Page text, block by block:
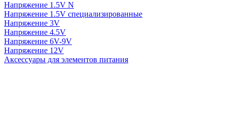
Напряжение 1.5V N
Напряжение 1.5V специализированные
Напряжение 3V
Напряжение 4.5V
Напряжение 6V-9V
Напряжение 12V
Аксессуары для элементов питания